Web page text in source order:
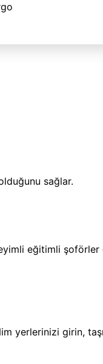
sağlar.
eğitimli şoförler
yerlerinizi girin,